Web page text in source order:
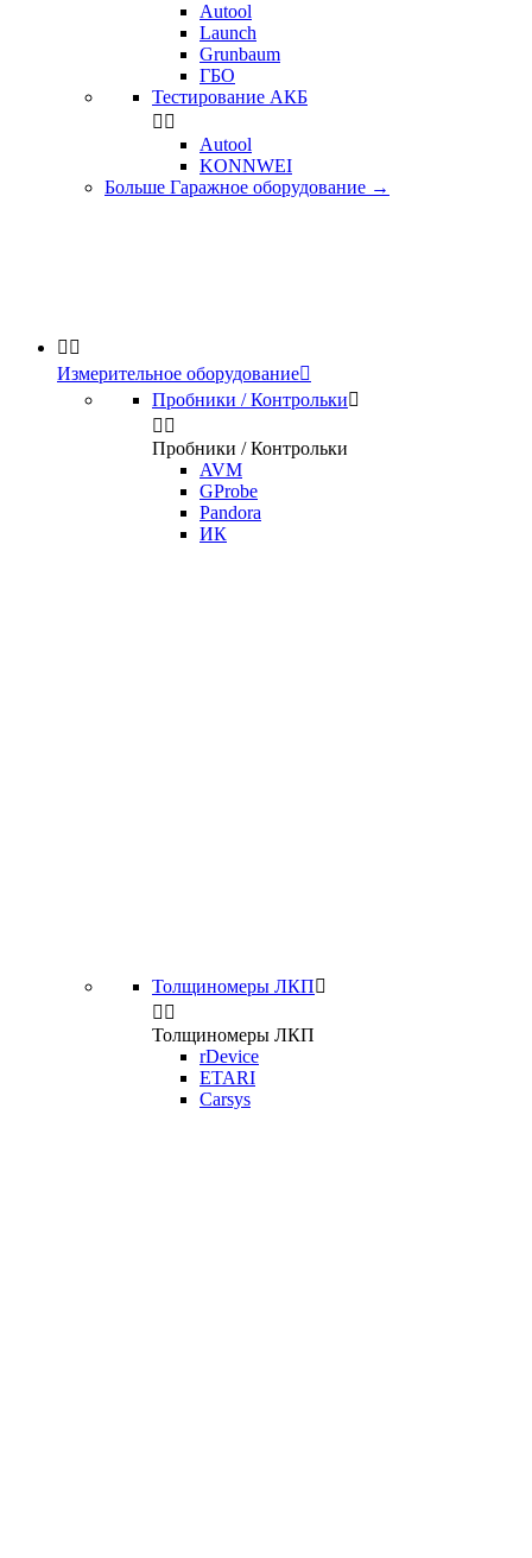
Autool
Launch
Grunbaum
ГБО
Тестирование АКБ
 
Autool
KONNWEI
Больше Гаражное оборудование →
 
Измерительное оборудование
Пробники / Контрольки
 
Пробники / Контрольки
AVM
GProbe
Pandora
ИК
Толщиномеры ЛКП
 
Толщиномеры ЛКП
rDevice
ETARI
Carsys